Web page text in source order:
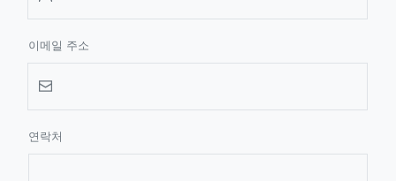
이메일 주소
연락처